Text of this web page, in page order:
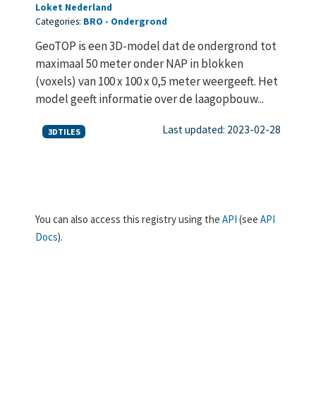
Loket Nederland
Categories: BRO Ondergrond
GeoTOP is een 3D-model dat de ondergrond tot
maximaal 50 meter onder NAP in blokken
(voxels) van 100 x 100 x 0,5 meter weergeeft. Het
model geeft informatie over de laagopbouw...
3DTILES Last updated: 2023-02-28
You can also access this registry using the API (see API
Docs).